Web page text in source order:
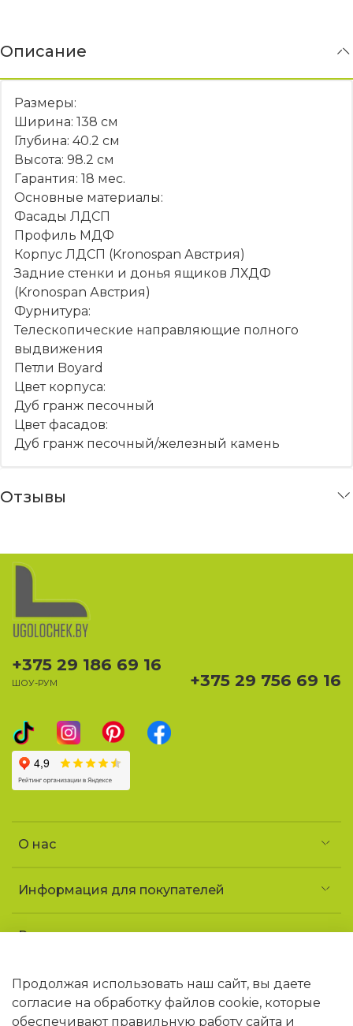
Описание
Размеры:
Ширина: 138 см
Глубина: 40.2 см
Высота: 98.2 см
Гарантия: 18 мес.
Основные материалы:
Фасады ЛДСП
Профиль МДФ
Корпус ЛДСП (Kronospan Австрия)
Задние стенки и донья ящиков ЛХДФ
(Kronospan Австрия)
Фурнитура:
Телескопические направляющие полного
выдвижения
Петли Boyard
Цвет корпуса:
Дуб гранж песочный
Цвет фасадов:
Дуб гранж песочный/железный камень
Отзывы
О нас
Информация для покупателей
Реквизиты и контакты
УНП 690852163
Юридический адрес: 223141 Минская обл.,
г. Логойск, ул. Советская, 1 «ДТ Гайна»
+375 29 186 69 16
ШОУ-РУМ +375 29 756 69 16
Продолжая использовать наш сайт, вы даете
согласие на обработку файлов cookie, которые
обеспечивают правильную работу сайта и